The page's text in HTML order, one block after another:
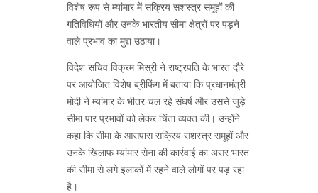
विशेष रूप से म्यांमार में सक्रिय सशस्त्र समूहों की
गतिविधियों और उनके भारतीय सीमा क्षेत्रों पर पड़ने
वाले प्रभाव का मुद्दा उठाया।
विदेश सचिव विक्रम मिस्री ने राष्ट्रपति के भारत दौरे
पर आयोजित विशेष ब्रीफिंग में बताया कि प्रधानमंत्री
मोदी ने म्यांमार के भीतर चल रहे संघर्ष और उससे जुड़े
सीमा पार प्रभावों को लेकर चिंता व्यक्त की। उन्होंने
कहा कि सीमा के आसपास सक्रिय सशस्त्र समूहों और
उनके खिलाफ म्यांमार सेना की कार्रवाई का असर भारत
की सीमा से लगे इलाकों में रहने वाले लोगों पर पड़ रहा
है।